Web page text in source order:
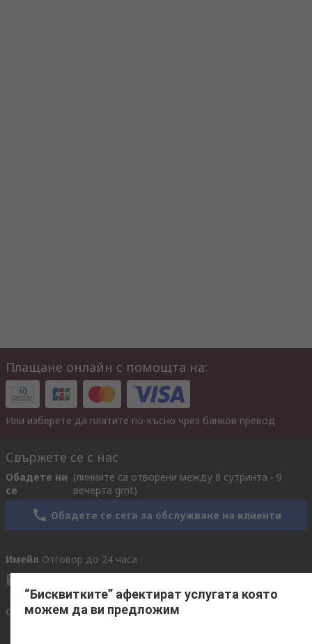
Плащане онлайн с помощта на:
Или изберете да платите по-късно чрез банков превод
Свържете се с нас
Обадете ни
се
(линиите са отворени между 8 сутринта - 9
вечерта gmt)
Обадете се сега за обслужване на клиенти
Имейл Отговор до 24 часа
Свържете се с нас
“Бисквитките” афектират услугата която
можем да ви предложим